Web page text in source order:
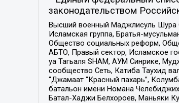
законодательством
Высший военный Маджлисуль Шура
Исламская группа, Братья-
Общество социальных реформ,
АБТО, Правый сектор, Исламское
уа Тагьаля SHAM, АУМ Синрике,
сообщество Сеть, Катиба Таухид
“Джамаат “Красный пахарь”,
батальон имени Номана
Батал-Хаджи Белхороев, Маньяки